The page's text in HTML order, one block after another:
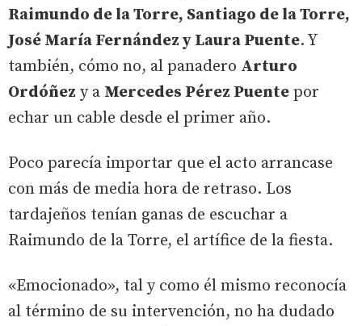
Raimundo de la Torre, Santiago de la Torre,
José María Fernández y Laura Puente. Y
también, cómo no, al panadero Arturo
Ordóñez y a Mercedes Pérez Puente por
echar un cable desde el primer año.
Poco parecía importar que el acto arrancase
con más de media hora de retraso. Los
tardajeños tenían ganas de escuchar a
Raimundo de la Torre, el artífice de la fiesta.
«Emocionado», tal y como él mismo reconocía
al término de su intervención, no ha dudado